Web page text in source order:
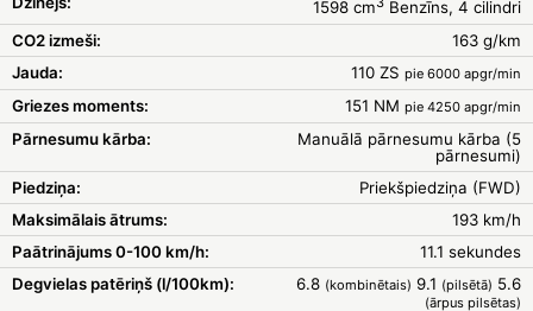
1598 cm
Benzīns, 4 cilindri
CO2 izmeši:
163 g/km
Jauda:
110 ZS pie 6000 apgr/min
Griezes moments: 151 NM pie 4250 apgr/min
Pārnesumu kārba:
Manuālā pārnesumu kārba (5
pārnesumi)
Piedziņa:
Priekšpiedziņa (FWD)
Maksimālais ātrums:
193 km/h
Paātrinājums 0-100 km/h:
11.1 sekundes
Degvielas patēriņš (l/100km):
6.8 (kombinētais) 9.1 (pilsētā) 5.6
(ārpus pilsētas)